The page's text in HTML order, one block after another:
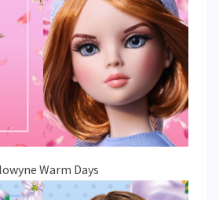
Warm Days